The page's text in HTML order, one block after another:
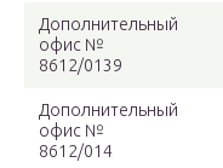
Дополнительный
офис №
8612/0139
Дополнительный
офис №
8612/014